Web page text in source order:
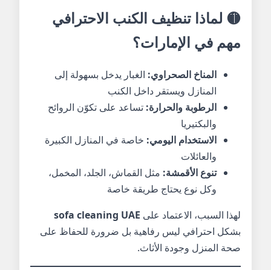
🟡 لماذا تنظيف الكنب الاحترافي
مهم في الإمارات؟
المناخ الصحراوي: الغبار يدخل بسهولة إلى
المنازل ويستقر داخل الكنب
الرطوبة والحرارة: تساعد على تكوّن الروائح
والبكتيريا
الاستخدام اليومي: خاصة في المنازل الكبيرة
والعائلات
تنوع الأقمشة: مثل القماش، الجلد، المخمل،
وكل نوع يحتاج طريقة خاصة
لهذا السبب، الاعتماد على sofa cleaning UAE
بشكل احترافي ليس رفاهية بل ضرورة للحفاظ على
صحة المنزل وجودة الأثاث.